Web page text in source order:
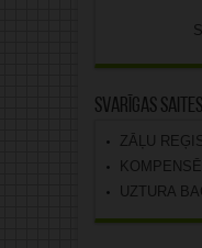
Svarīgas saites
ZĀĻU
UZTURA